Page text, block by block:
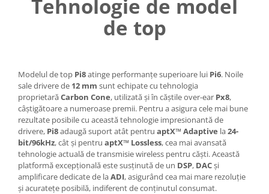
Tehnologie de model
de top
Modelul de top Pi8atinge performanțe superioare lui Pi6. Noile
sale drivere de 12 mm sunt echipate cu tehnologia
proprietarăCarbon Cone, utilizată și în căștile over-ear Px8,
câștigătoare a numeroase premii. Pentru a asigura cele mai bune
rezultate posibile cu această tehnologie impresionantă de
drivere, Pi8adaugă suport atât pentru aptX™ Adaptive la24-
bit/96kHz, cât și pentru aptX™ Lossless, cea mai avansată
tehnologie actuală de transmisie wireless pentru căști. Această
platformă excepțională este susținută de un DSP, DACși
amplificare dedicate de laADI, asigurând cea mai mare rezoluție
și acuratețe posibilă, indiferent de conținutul consumat.